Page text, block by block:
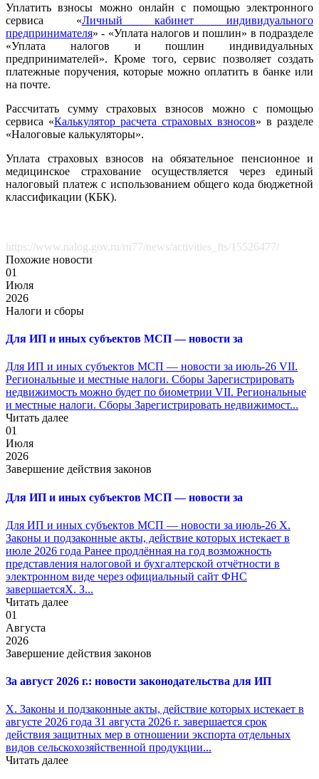
Уплатить взносы можно онлайн с помощью электронного
сервиса «Личный кабинет индивидуального
предпринимателя» - «Уплата налогов и пошлин» в подразделе
«Уплата налогов и пошлин индивидуальных
предпринимателей». Кроме того, сервис позволяет создать
платежные поручения, которые можно оплатить в банке или
на почте.
Рассчитать сумму страховых взносов можно с помощью
сервиса «Калькулятор расчета страховых взносов» в разделе
«Налоговые калькуляторы».
Уплата страховых взносов на обязательное пенсионное и
медицинское страхование осуществляется через единый
налоговый платеж с использованием общего кода бюджетной
классификации (КБК).
https://www.nalog.gov.ru/rn77/news/activities_fts/15526477/
Похожие новости
01
Июля
2026
Налоги и сборы
Для ИП и иных субъектов МСП — новости за
Для ИП и иных субъектов МСП — новости за июль-26 VII.
Региональные и местные налоги. Сборы Зарегистрировать
недвижимость можно будет по биометрии VII. Региональные
и местные налоги. Сборы Зарегистрировать недвижимост...
Читать далее
01
Июля
2026
Завершение действия законов
Для ИП и иных субъектов МСП — новости за
Для ИП и иных субъектов МСП — новости за июль-26 X.
Законы и подзаконные акты, действие которых истекает в
июле 2026 года Ранее продлённая на год возможность
представления налоговой и бухгалтерской отчётности в
электронном виде через официальный сайт ФНС
завершаетсяX. З...
Читать далее
01
Августа
2026
Завершение действия законов
За август 2026 г.: новости законодательства для ИП
X. Законы и подзаконные акты, действие которых истекает в
августе 2026 года 31 августа 2026 г. завершается срок
действия защитных мер в отношении экспорта отдельных
видов сельскохозяйственной продукции...
Читать далее